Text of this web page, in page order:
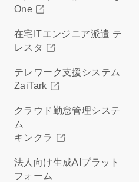
One
在宅ITエンジニア派遣 テ
レスタ
テレワーク支援システム
ZaiTark
クラウド勤怠管理システ
ム
キンクラ
法人向け生成AIプラット
フォーム